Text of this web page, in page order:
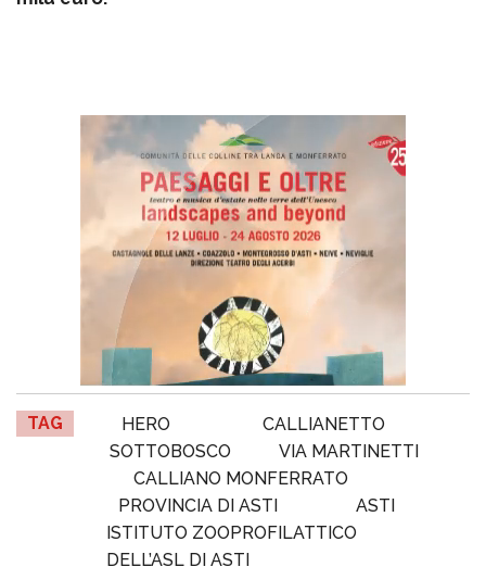
TAG HERO
CALLIANETTO
SOTTOBOSCO
VIA MARTINETTI
CALLIANO MONFERRATO
PROVINCIA DI ASTI
ASTI
ISTITUTO ZOOPROFILATTICO
DELL’ASL DI ASTI